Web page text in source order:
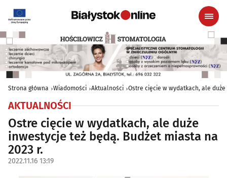
Strona główna Wiadomości Aktualności Ostre cięcie w wydatkach, ale
AKTUALNOŚCI
Ostre cięcie w wydatkach, ale duże
inwestycje też będą. Budżet miasta na
2023 r.
2022.11.16 13:19